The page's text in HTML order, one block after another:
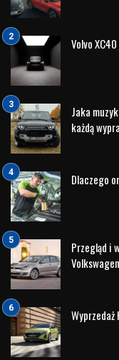
Volvo
Jaka
każdą
Dlaczego
Przegląd i